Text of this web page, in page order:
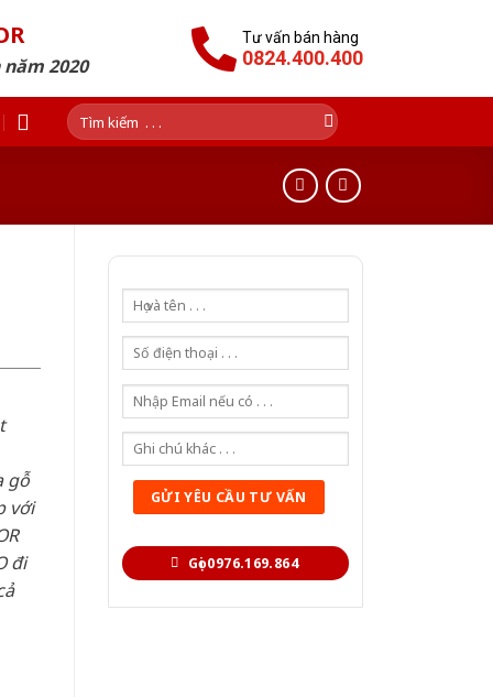
2020
Tư vấn bán hàng
0824.400.400
Tìm
kiếm:
Gọi 0976.169.864
gỗ
với
đi